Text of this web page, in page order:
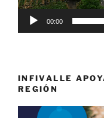
00:00
INFIVALLE
REGIÓN